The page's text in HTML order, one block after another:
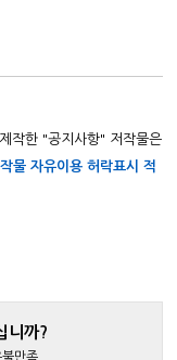
작한 "공지사항" 저작물은
물 자유이용 허락표시 적
니까?
불만족